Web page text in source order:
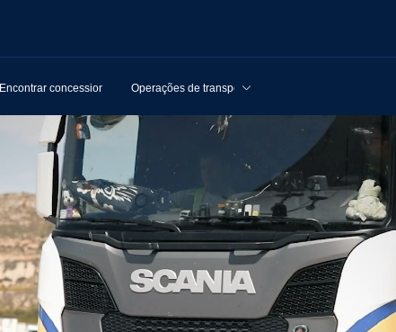
Encontrar concessionários Operações de transporte